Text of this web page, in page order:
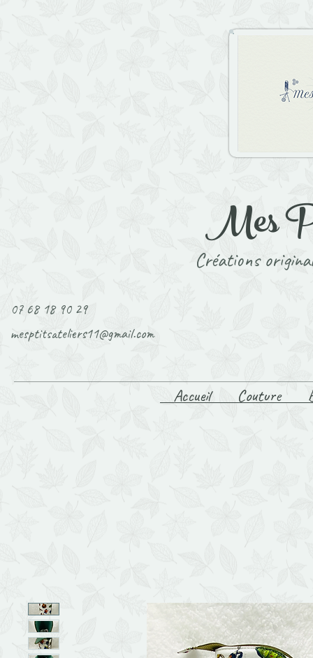
Mes
Créations
07 68 18 90 29
mesptitsateliers11@gmail.com
Accueil Couture